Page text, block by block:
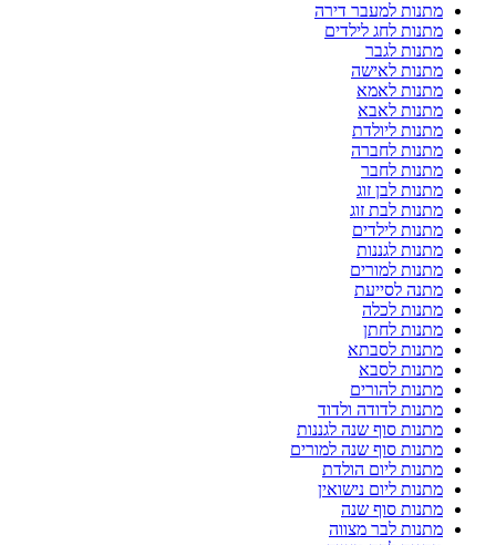
מתנות למעבר דירה
מתנות לחג לילדים
מתנות לגבר
מתנות לאישה
מתנות לאמא
מתנות לאבא
מתנות ליולדת
מתנות לחברה
מתנות לחבר
מתנות לבן זוג
מתנות לבת זוג
מתנות לילדים
מתנות לגננות
מתנות למורים
מתנה לסייעת
מתנות לכלה
מתנות לחתן
מתנות לסבתא
מתנות לסבא
מתנות להורים
מתנות לדודה ולדוד
מתנות סוף שנה לגננות
מתנות סוף שנה למורים
מתנות ליום הולדת
מתנות ליום נישואין
מתנות סוף שנה
מתנות לבר מצווה